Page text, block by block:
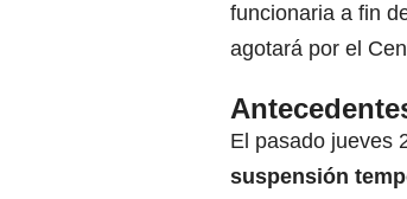
funcionaria a fin
agotará por el
El pasado jueves
suspensión